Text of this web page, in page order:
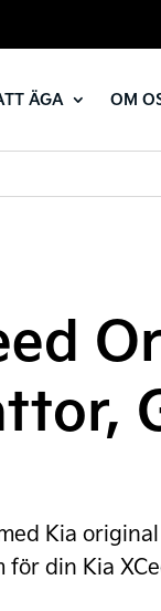
ÄGA OM
Kia
för din Kia